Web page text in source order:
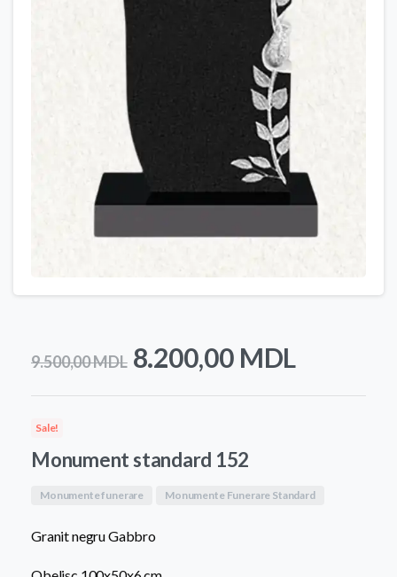
9.500,00MDL Prețul
inițial
fost:
9.500,00 MDL.
8.200,00 MDL
curent
Sale!
Monument standard 152
Monumente funerare Monumente Funerare Standard
Granit negru Gabbro